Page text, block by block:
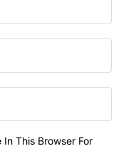
This Browser For